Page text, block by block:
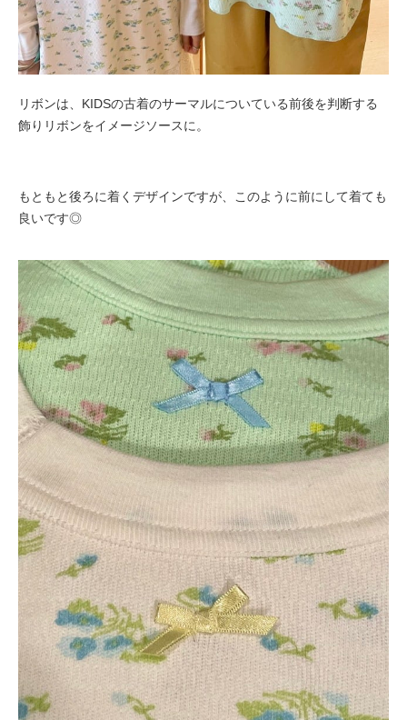
リボンは、KIDSの古着のサーマルについている前後を判断する
飾りリボンをイメージソースに。
もともと後ろに着くデザインですが、このように前にして着ても
良いです◎